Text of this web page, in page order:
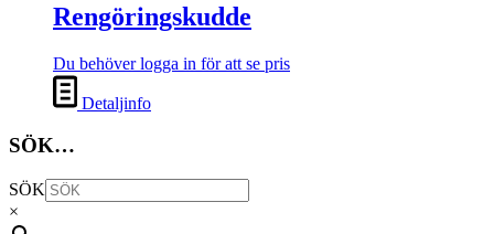
Rengöringskudde
Du behöver logga in för att se pris
Detaljinfo
SÖK…
SÖK
×